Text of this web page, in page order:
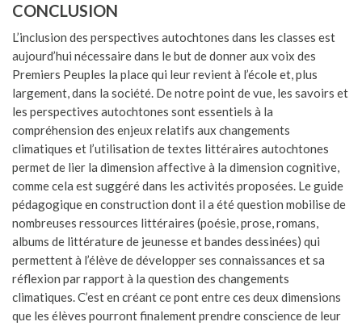
CONCLUSION
L’inclusion des perspectives autochtones dans les classes est
aujourd’hui nécessaire dans le but de donner aux voix des
Premiers Peuples la place qui leur revient à l’école et, plus
largement, dans la société. De notre point de vue, les savoirs et
les perspectives autochtones sont essentiels à la
compréhension des enjeux relatifs aux changements
climatiques et l’utilisation de textes littéraires autochtones
permet de lier la dimension affective à la dimension cognitive,
comme cela est suggéré dans les activités proposées. Le guide
pédagogique en construction dont il a été question mobilise de
nombreuses ressources littéraires (poésie, prose, romans,
albums de littérature de jeunesse et bandes dessinées) qui
permettent à l’élève de développer ses connaissances et sa
réflexion par rapport à la question des changements
climatiques. C’est en créant ce pont entre ces deux dimensions
que les élèves pourront finalement prendre conscience de leur